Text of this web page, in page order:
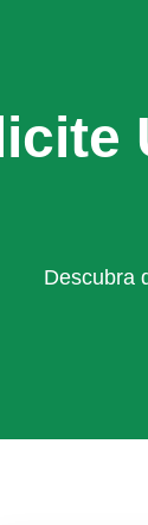
Descubra